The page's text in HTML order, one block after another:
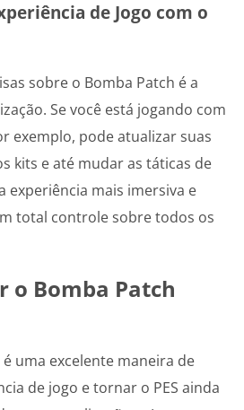
de Jogo com o
sobre o Bomba Patch é a
Se você está jogando com
exemplo, pode atualizar suas
kits e até mudar as táticas de
experiência mais imersiva e
total controle sobre todos os
o Bomba Patch
uma excelente maneira de
de jogo e tornar o PES ainda